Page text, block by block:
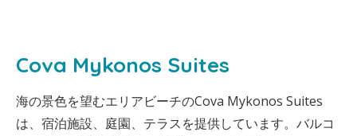
Cova Mykonos Suites
海の景色を望むエリアビーチのCova Mykonos Suites
は、宿泊施設、庭園、テラスを提供しています。バルコ